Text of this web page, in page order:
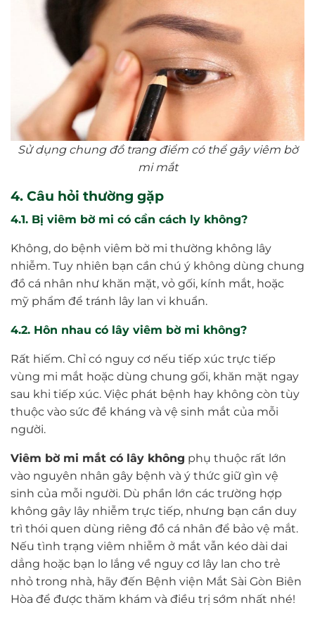
Sử dụng chung đồ trang điểm có thể gây viêm bờ
mi mắt
4. Câu hỏi thường gặp
4.1. Bị viêm bờ mi có cần cách ly không?
Không, do bệnh viêm bờ mi thường không lây
nhiễm. Tuy nhiên bạn cần chú ý không dùng chung
đồ cá nhân như khăn mặt, vỏ gối, kính mắt, hoặc
mỹ phẩm để tránh lây lan vi khuẩn.
4.2. Hôn nhau có lây viêm bờ mi không?
Rất hiếm. Chỉ có nguy cơ nếu tiếp xúc trực tiếp
vùng mi mắt hoặc dùng chung gối, khăn mặt ngay
sau khi tiếp xúc. Việc phát bệnh hay không còn tùy
thuộc vào sức đề kháng và vệ sinh mắt của mỗi
người.
Viêm bờ mi mắt có lây không phụ thuộc rất lớn
vào nguyên nhân gây bệnh và ý thức giữ gìn vệ
sinh của mỗi người. Dù phần lớn các trường hợp
không gây lây nhiễm trực tiếp, nhưng bạn cần duy
trì thói quen dùng riêng đồ cá nhân để bảo vệ mắt.
Nếu tình trạng viêm nhiễm ở mắt vẫn kéo dài dai
dẳng hoặc bạn lo lắng về nguy cơ lây lan cho trẻ
nhỏ trong nhà, hãy đến Bệnh viện Mắt Sài Gòn Biên
Hòa để được thăm khám và điều trị sớm nhất nhé!